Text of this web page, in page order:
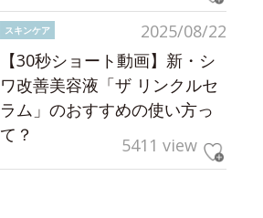
2025/08/22
スキンケア
【30秒ショート動画】新・シ
ワ改善美容液「ザ リンクルセ
ラム」のおすすめの使い方っ
て？
5411 view